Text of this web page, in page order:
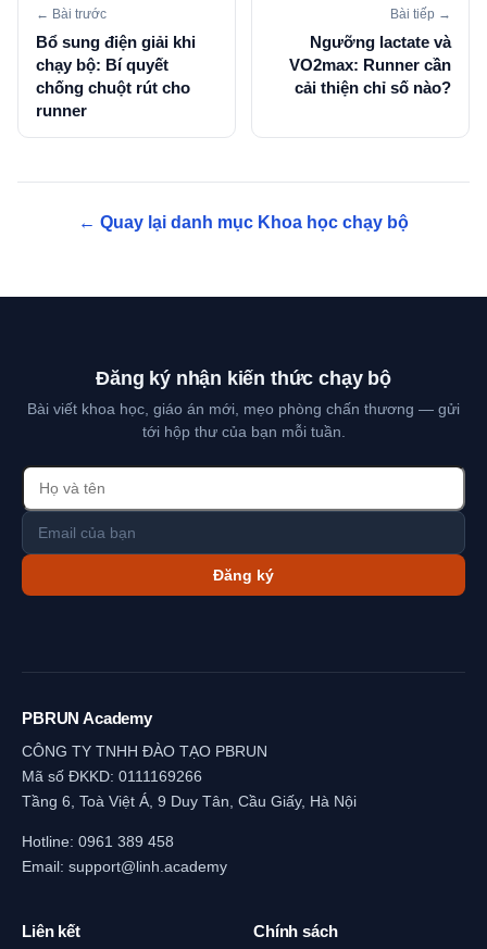
← Bài trước
Bổ sung điện giải khi
chạy bộ: Bí quyết
chống chuột rút cho
runner
Bài tiếp →
Ngưỡng lactate và
VO2max: Runner cần
cải thiện chỉ số nào?
← Quay lại danh mục Khoa học chạy bộ
Đăng ký nhận kiến thức chạy bộ
Bài viết khoa học, giáo án mới, mẹo phòng chấn thương — gửi
tới hộp thư của bạn mỗi tuần.
Đăng ký
PBRUN Academy
CÔNG TY TNHH ĐÀO TẠO PBRUN
Mã số ĐKKD: 0111169266
Tầng 6, Toà Việt Á, 9 Duy Tân, Cầu Giấy, Hà Nội
Hotline: 0961 389 458
Email: support@linh.academy
Liên kết Chính sách